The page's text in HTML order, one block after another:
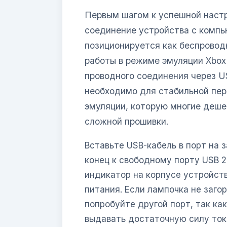
Первым шагом к успешной
соединение устройства с
позиционируется как
работы в режиме эмуляции
проводного соединения через
необходимо для стабильной
эмуляции, которую многие
сложной прошивки.
Вставьте USB-кабель в порт
конец к свободному порту USB
индикатор на корпусе
питания. Если лампочка не
попробуйте другой порт, так
выдавать достаточную силу